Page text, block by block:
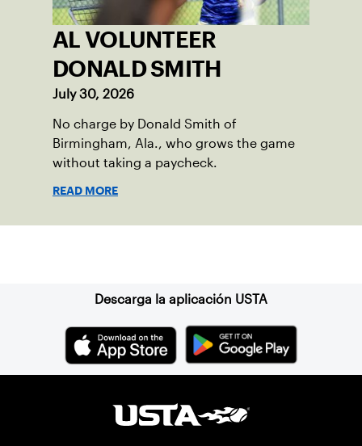
AL VOLUNTEER
DONALD SMITH
July 30, 2026
No charge by Donald Smith of
Birmingham, Ala., who grows the game
without taking a paycheck.
READ MORE
Descarga la aplicación USTA